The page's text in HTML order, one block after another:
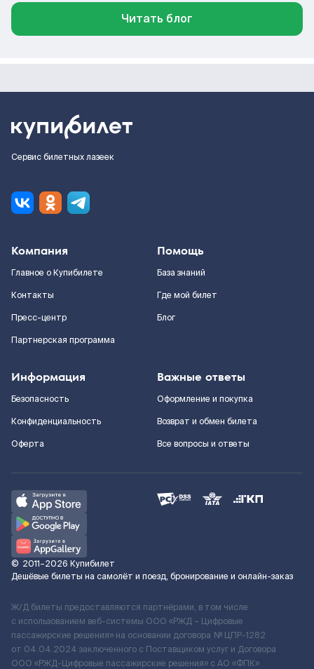
Читать блог
Сервис билетных лазеек
Компания
Главное о Купибилете
Контакты
Пресс-центр
Партнерская программа
Помощь
База знаний
Где мой билет
Блог
Информация
Безопасность
Конфиденциальность
Оферта
Важные ответы
Оформление и покупка
Возврат и обмен билета
Все вопросы и ответы
© 2011–2026 Купибилет
Дешёвые билеты на самолёт и поезд, бронирование и онлайн-заказ
Ж/Д билеты предоставляются партнёрами, в том числе
с использованием веб-системы ООО «РЖД – Цифровые
пассажирские решения» на основании договора № ЦПР-1282
от 04.04.2024 заключенного с Поставщиком услуг и Договора
ООО «РЖД-Цифровые пассажирские решения» c АО «ФПК»